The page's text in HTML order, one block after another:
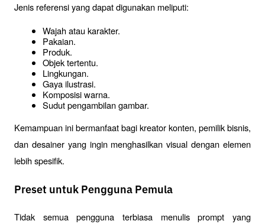
Jenis referensi yang dapat digunakan meliputi:
Wajah atau karakter.
Pakaian.
Produk.
Objek tertentu.
Lingkungan.
Gaya ilustrasi.
Komposisi warna.
Sudut pengambilan gambar.
Kemampuan ini bermanfaat bagi kreator konten, pemilik bisnis,
dan desainer yang ingin menghasilkan visual dengan elemen
lebih spesifik.
Preset untuk Pengguna Pemula
Tidak semua pengguna terbiasa menulis prompt yang